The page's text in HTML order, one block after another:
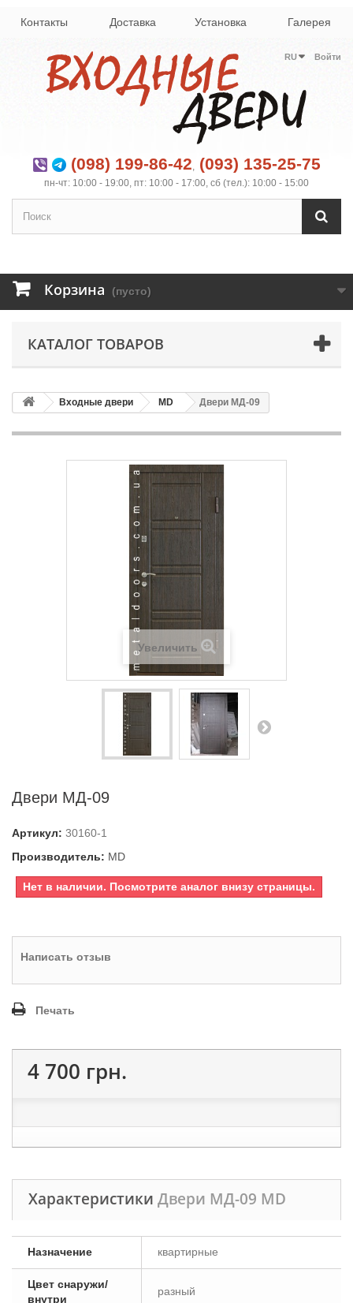
Контакты Доставка Установка Галерея
Войти
RU
(098) 199-86-42, (093) 135-25-75
пн-чт: 10:00 - 19:00, пт: 10:00 - 17:00, сб (тел.): 10:00 - 15:00
Корзина (пусто)
КАТАЛОГ ТОВАРОВ
Входные двери MD Двери МД-09
Увеличить
Двери МД-09
Артикул: 30160-1
Производитель: MD
Нет в наличии. Посмотрите аналог внизу страницы.
Написать отзыв
Печать
4 700 грн.
Характеристики Двери МД-09 MD
Назначение квартирные
Цвет снаружи/
внутри
разный